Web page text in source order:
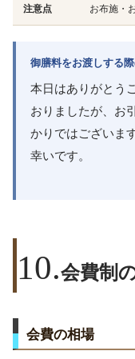
注意点 お布施・
御膳料をお渡しする
本日はありがとう
おりましたが、お
かりではございま
幸いです。
会費制
会費の相場